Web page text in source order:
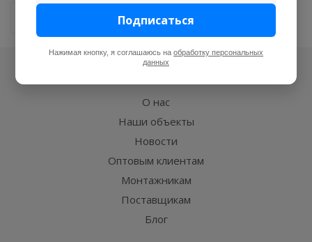
Список лицензий
О нас
Наши объекты
Новости
Оптовым клиентам
Монтажникам
Поставщикам
Блог
Подписаться
Нажимая кнопку, я соглашаюсь на обработку персональных
данных